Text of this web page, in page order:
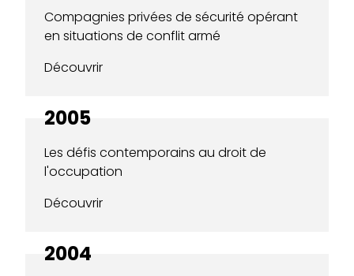
Compagnies privées de sécurité opérant
en situations de conflit armé
Découvrir
2005
Les défis contemporains au droit de
l'occupation
Découvrir
2004